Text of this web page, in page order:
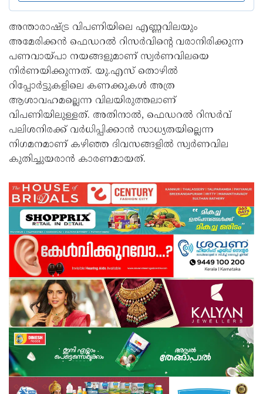
അന്താരാഷ്ട്ര വിപണിയിലെ എണ്ണവിലയും
അമേരിക്കൻ ഫെഡറൽ റിസർവിന്റെ വരാനിരിക്കുന്ന
പണവായ്പാ നയങ്ങളുമാണ് സ്വർണവിലയെ
നിർണയിക്കുന്നത്. യു.എസ് തൊഴിൽ
റിപ്പോർട്ടുകളിലെ കണക്കുകൾ അത്ര
ആശാവഹമല്ലെന്ന വിലയിരുത്തലാണ്
വിപണിയിലുള്ളത്. അതിനാൽ, ഫെഡറൽ റിസർവ്
പലിശനിരക്ക് വർധിപ്പിക്കാൻ സാധ്യതയില്ലെന്ന
നിഗമനമാണ് കഴിഞ്ഞ ദിവസങ്ങളിൽ സ്വർണവില
കുതിച്ചുയരാൻ കാരണമായത്.